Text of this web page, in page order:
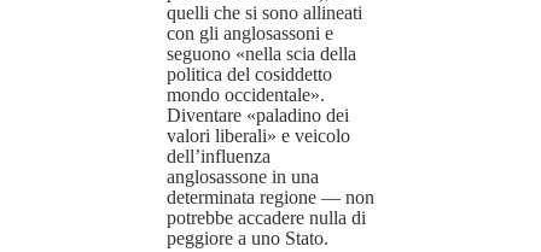
quelli che si sono allineati
con gli anglosassoni e
seguono «nella scia della
politica del cosiddetto
mondo occidentale».
Diventare «paladino dei
valori liberali» e veicolo
dell’influenza
anglosassone in una
determinata regione — non
potrebbe accadere nulla di
peggiore a uno Stato.